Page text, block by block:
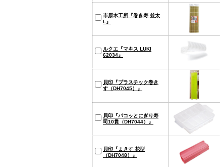
市原木工所『巻き寿 並太
L』
ルクエ『マキス LUKI
62034』
貝印『プラスチック巻き
す（DH7045）』
貝印『パコッとにぎり寿
司10貫（DH7044）』
貝印『まきす 花型
（DH7048）』